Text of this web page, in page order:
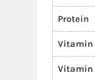
Protein
Vitamin
Vitamin